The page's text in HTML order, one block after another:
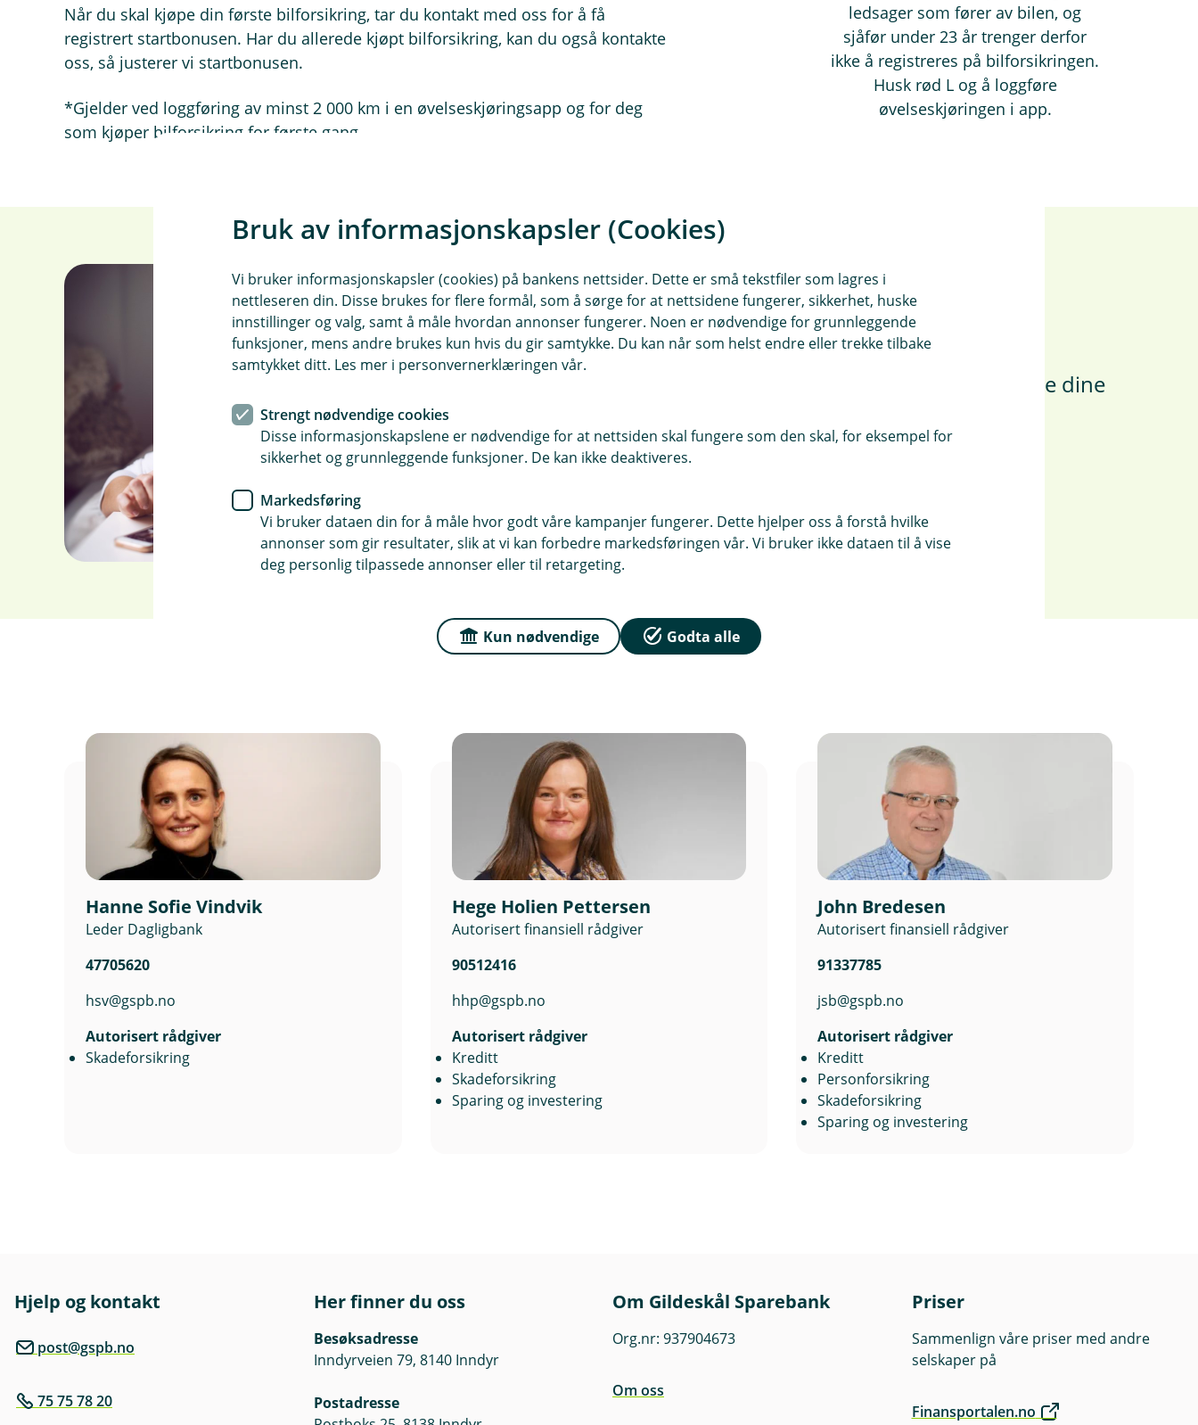
Når du skal kjøpe din første bilforsikring, tar du kontakt med oss for å få
registrert startbonusen. Har du allerede kjøpt bilforsikring, kan du også kontakte
oss, så justerer vi startbonusen.
*Gjelder ved loggføring av minst 2 000 km i en øvelseskjøringsapp og for deg
som kjøper bilforsikring for første gang.
ledsager som fører av bilen, og
sjåfør under 23 år trenger derfor
ikke å registreres på bilforsikringen.
Husk rød L og å loggføre
øvelseskjøringen i app.
Loggfør øvelseskjøringen i Kör-appen
Med Kör kan du enkelt holde oversikt over kilometerne dine
k
s
n
l
e
t
Hanne Sofie Vindvik
Leder Dagligbank
47705620
hsv@gspb.no
Autorisert rådgiver
Skadeforsikring
Hege Holien Pettersen
Autorisert finansiell rådgiver
90512416
hhp@gspb.no
Autorisert rådgiver
Kreditt
Skadeforsikring
Sparing og investering
John Bredesen
Autorisert finansiell rådgiver
91337785
jsb@gspb.no
Autorisert rådgiver
Kreditt
Personforsikring
Skadeforsikring
Sparing og investering
Hjelp og kontakt
post@gspb.no
75 75 78 20
Her finner du oss
Besøksadresse
Inndyrveien 79, 8140 Inndyr
Postadresse
Om Gildeskål Sparebank
Org.nr: 937904673
Om oss
Priser
Sammenlign våre priser med andre
selskaper på
Finansportalen.no
Bruk av informasjonskapsler (Cookies)
Vi bruker informasjonskapsler (cookies) på bankens nettsider. Dette er små tekstfiler som lagres i
nettleseren din. Disse brukes for flere formål, som å sørge for at nettsidene fungerer, sikkerhet, huske
innstillinger og valg, samt å måle hvordan annonser fungerer. Noen er nødvendige for grunnleggende
funksjoner, mens andre brukes kun hvis du gir samtykke. Du kan når som helst endre eller trekke tilbake
samtykket ditt. Les mer i personvernerklæringen vår.
Strengt nødvendige cookies
Disse informasjonskapslene er nødvendige for at nettsiden skal fungere som den skal, for eksempel for
sikkerhet og grunnleggende funksjoner. De kan ikke deaktiveres.
Markedsføring
Vi bruker dataen din for å måle hvor godt våre kampanjer fungerer. Dette hjelper oss å forstå hvilke
annonser som gir resultater, slik at vi kan forbedre markedsføringen vår. Vi bruker ikke dataen til å vise
deg personlig tilpassede annonser eller til retargeting.
Kun nødvendige Godta alle